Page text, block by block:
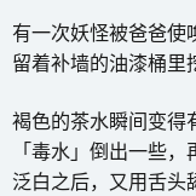
有一次妖怪被爸爸使
留着补墙的油漆桶里
褐色的茶水瞬间变得
「毒水」倒出一些
泛白之后，又用舌头